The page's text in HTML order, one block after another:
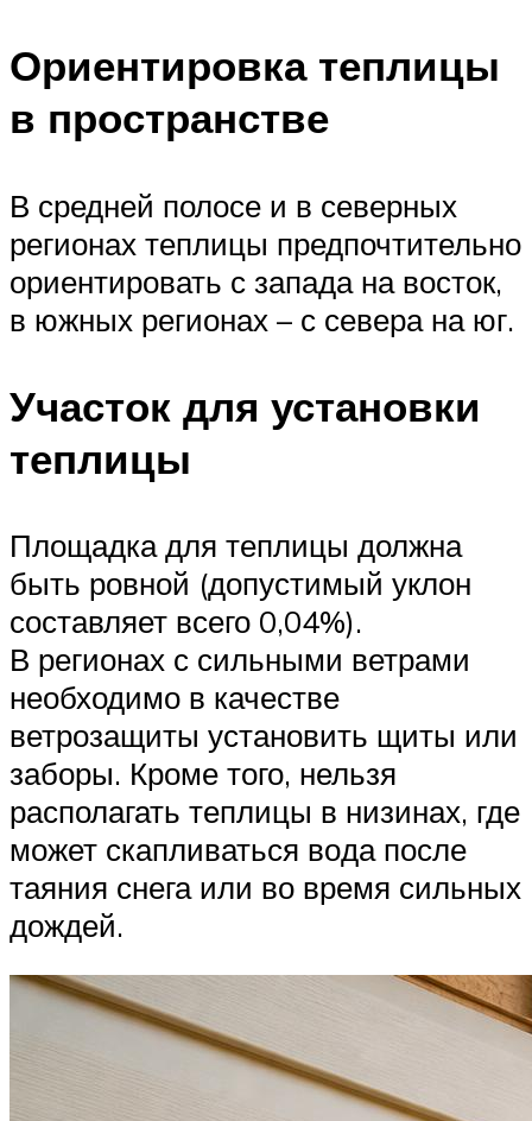
Ориентировка теплицы
в пространстве
В сред­ней полосе и в северных
регионах тепли­цы предпочтительно
ориентировать с за­пада на восток,
в южных регионах – с севе­ра на юг.
Участок для установки
теплицы
Площадка для теплицы должна
быть ровной (допустимый уклон
составляет всего 0,04%).
В регионах с сильными ветрами
необходимо в качестве
ветрозащиты установить щиты или
заборы. Кроме того, нельзя
располагать тепли­цы в низинах, где
может скапливаться во­да после
таяния снега или во время силь­ных
дождей.